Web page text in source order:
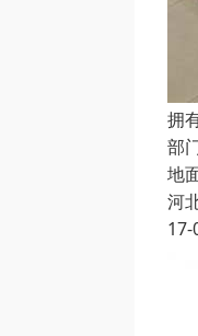
拥
部
地
河
17-